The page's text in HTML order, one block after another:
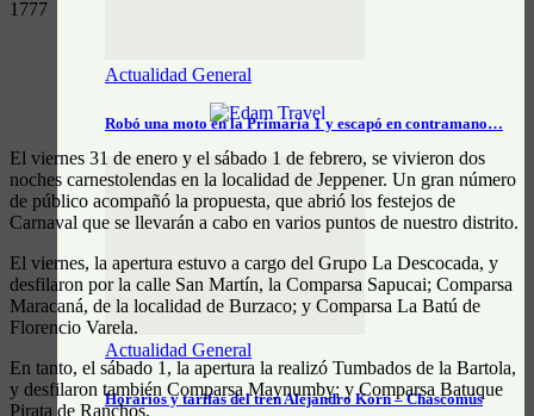
Actualidad General
Robó una moto en la Primaria 1 y escapó en contramano…
Actualidad General
Horarios y tarifas del tren Alejandro Korn – Chascomús
1777
El viernes 31 de enero y el sábado 1 de febrero, se vivieron dos
noches carnestolendas en la localidad de Jeppener. Un gran número
de público acompañó la propuesta, que abrió los festejos de
Carnaval que se llevarán a cabo en varios puntos de nuestro distrito.
El viernes, la apertura estuvo a cargo del Grupo La Descocada, y
desfilaron por la calle San Martín, la Comparsa Sapucai; Comparsa
Maracaná, de la localidad de Burzaco; y Comparsa La Batú de
Florencio Varela.
En tanto, el sábado 1, la apertura la realizó Tumbados de la Bartola,
y desfilaron también Comparsa Maynumby; y Comparsa Batuque
Pirata de Ranchos.